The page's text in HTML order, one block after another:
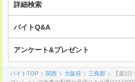
詳細検索
バイトQ&A
アンケート&プレゼント
バイトTOP 関西 大阪府 三島郡
【週2